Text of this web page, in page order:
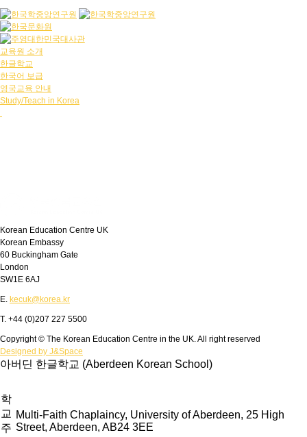
교육원 소개
한글학교
한국어 보급
영국교육 안내
Study/Teach in Korea
Korean Education Centre UK
Korean Embassy
60 Buckingham Gate
London
SW1E 6AJ
E. kecuk@korea.kr
T. +44 (0)207 227 5500
Copyright © The Korean Education Centre in the UK. All right reserved
Designed by J&Space
아버딘 한글학교 (Aberdeen Korean School)
학
교
주
Multi-Faith Chaplaincy, University of Aberdeen, 25 High
Street, Aberdeen, AB24 3EE